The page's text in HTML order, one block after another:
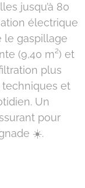
jusqu’à 80
électrique
le gaspillage
(9,40 m²) et
plus
et
Un
pour
☀️.